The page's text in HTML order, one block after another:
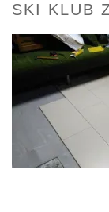
SKI KLUB